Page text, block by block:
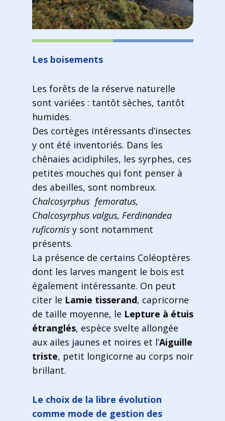
Les boisements
Les forêts de la réserve naturelle
sont variées : tantôt sèches, tantôt
humides.
Des cortèges intéressants d’insectes
y ont été inventoriés. Dans les
chênaies acidiphiles, les syrphes, ces
petites mouches qui font penser à
des abeilles, sont nombreux.
Chalcosyrphus femoratus,
Chalcosyrphus valgus, Ferdinandea
ruficornis y sont notamment
présents.
La présence de certains Coléoptères
dont les larves mangent le bois est
également intéressante. On peut
citer le Lamie tisserand, capricorne
de taille moyenne, le Lepture à étuis
étranglés, espèce svelte allongée
aux ailes jaunes et noires et l’Aiguille
triste, petit longicorne au corps noir
brillant.
Le choix de la libre évolution
comme mode de gestion des